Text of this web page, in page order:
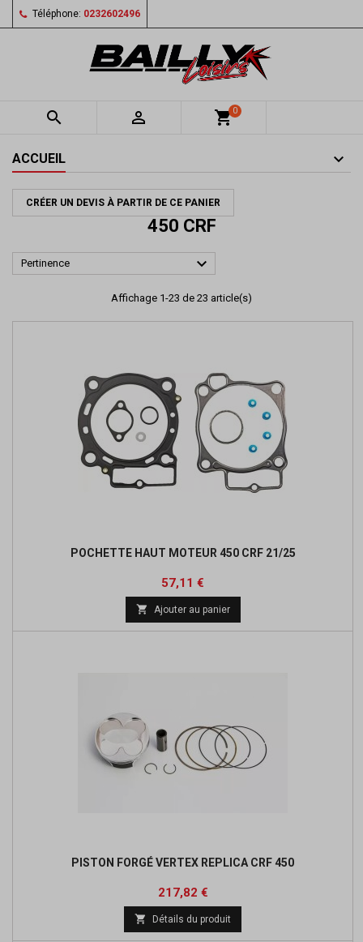
Téléphone: 0232602496
  shopping_cart0
ACCUEIL
CRÉER UN DEVIS À PARTIR DE CE PANIER
450 CRF
Pertinence 
Affichage 1-23 de 23 article(s)
POCHETTE HAUT MOTEUR 450 CRF 21/25
Prix
57,11 €
base
 Ajouter au panier
PISTON FORGÉ VERTEX REPLICA CRF 450
Prix
217,82 €Prix
de
base
 Détails du produit